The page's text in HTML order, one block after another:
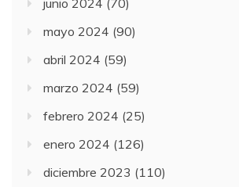
junio 2024 (70)
mayo 2024 (90)
abril 2024 (59)
marzo 2024 (59)
febrero 2024 (25)
enero 2024 (126)
diciembre 2023 (110)